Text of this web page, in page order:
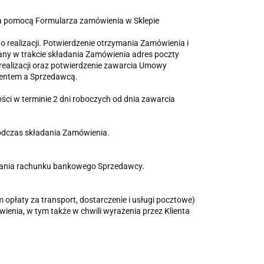
Formularza zamówienia w Sklepie
realizacji. Potwierdzenie otrzymania Zamówienia i
w trakcie składania Zamówienia adres poczty
oraz potwierdzenie zawarcia Umowy
a Sprzedawcą.
w terminie 2 dni roboczych od dnia zawarcia
składania Zamówienia.
rachunku bankowego Sprzedawcy.
za transport, dostarczenie i usługi pocztowe)
w tym także w chwili wyrażenia przez Klienta